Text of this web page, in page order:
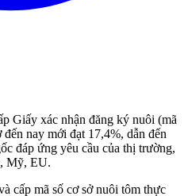
Giấy xác nhận đăng ký nuôi (mã
nay mới đạt 17,4%, dẫn đến
đáp ứng yêu cầu của thị trường,
Mỹ, EU.
cấp mã số cơ sở nuôi tôm thực